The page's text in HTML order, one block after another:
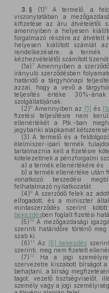
3. § (1)6A termelő, a
viszonylatában a
kifizetése az áru átvételétől
amennyiben a helyesen
forgalmazó részére az átvételt
helyesen kiállított számlát
rendelkezésére, a
kézhezvételétől számított
(1a)7 Amennyiben a
irányuló szerződésben
határidő a tárgyhónapi
azzal, hogy a vevő a
teljesítés értéke 30%-
szolgáltatójának.
(2)8 Amennyiben az (1) és
fizetési teljesítésre nem
ellenértékét a Ptk.-ban
jegybanki alapkamat
(3) A termelő és a
élelmiszer-ipari termék
tartalmaznia kell a fizetésre
kötelezettnek a pénzforgalmi
a) a termék ellenértékére és
b) a termék ellenértéke után
vonatkozó beszedési
felhatalmazó nyilatkozatát.
(4)9 A szerződő felek az
elfogadott, és a miniszter
mintaszerződés szerint
bekezdésben foglalt fizetési
(5) 10 A mezőgazdasági
szerinti határidőre történő
szab ki.
(6) 11 Az (5) bekezdés
szerinti, meg nem fizetett
(7) 12
Ha a jogi személyre
szervezetre kiszabott bírságot
behajtani, a bírság
tagot, vezető tisztségviselőt,
személy vagy a jogi